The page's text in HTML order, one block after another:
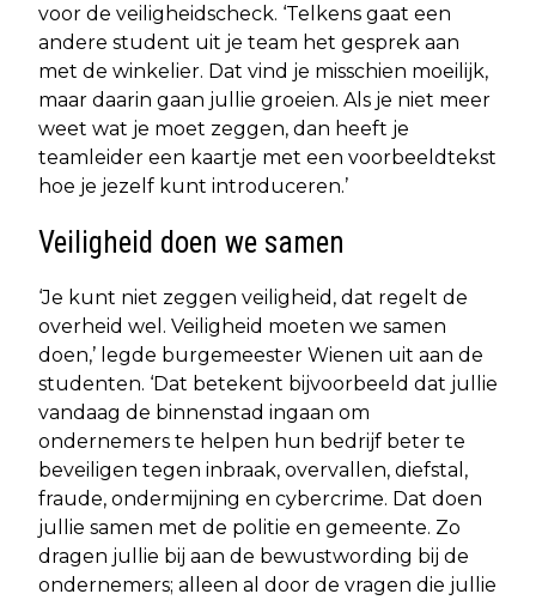
voor de veiligheidscheck. ‘Telkens gaat een
andere student uit je team het gesprek aan
met de winkelier. Dat vind je misschien moeilijk,
maar daarin gaan jullie groeien. Als je niet meer
weet wat je moet zeggen, dan heeft je
teamleider een kaartje met een voorbeeldtekst
hoe je jezelf kunt introduceren.’
Veiligheid doen we samen
‘Je kunt niet zeggen veiligheid, dat regelt de
overheid wel. Veiligheid moeten we samen
doen,’ legde burgemeester Wienen uit aan de
studenten. ‘Dat betekent bijvoorbeeld dat jullie
vandaag de binnenstad ingaan om
ondernemers te helpen hun bedrijf beter te
beveiligen tegen inbraak, overvallen, diefstal,
fraude, ondermijning en cybercrime. Dat doen
jullie samen met de politie en gemeente. Zo
dragen jullie bij aan de bewustwording bij de
ondernemers; alleen al door de vragen die jullie